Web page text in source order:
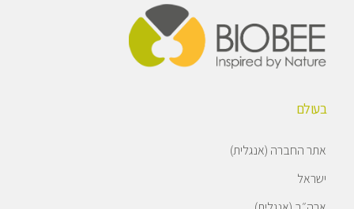
בעולם
אתר החברה (אנגלית)
ישראל